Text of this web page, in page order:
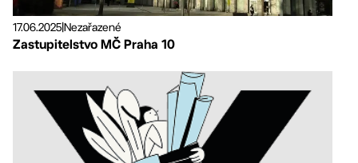
17.06.2025|Nezařazené
Zastupitelstvo MČ Praha 10